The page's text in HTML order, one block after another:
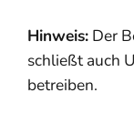
Hinweis: Der
schließt auch
betreiben.